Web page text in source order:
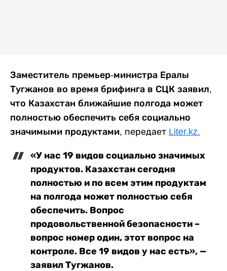
Заместитель премьер-министра Ералы
Тугжанов во время брифинга в СЦК заявил,
что Казахстан ближайшие полгода может
полностью обеспечить себя социально
значимыми продуктами, передает Liter.kz.
«У нас 19 видов социально значимых
продуктов. Казахстан сегодня
полностью и по всем этим продуктам
на полгода может полностью себя
обеспечить. Вопрос
продовольственной безопасности –
вопрос номер один, этот вопрос на
контроле. Все 19 видов у нас есть», —
заявил Тугжанов.